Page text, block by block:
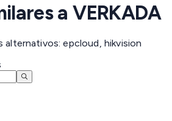
aVERKADA
epcloud, hikvision